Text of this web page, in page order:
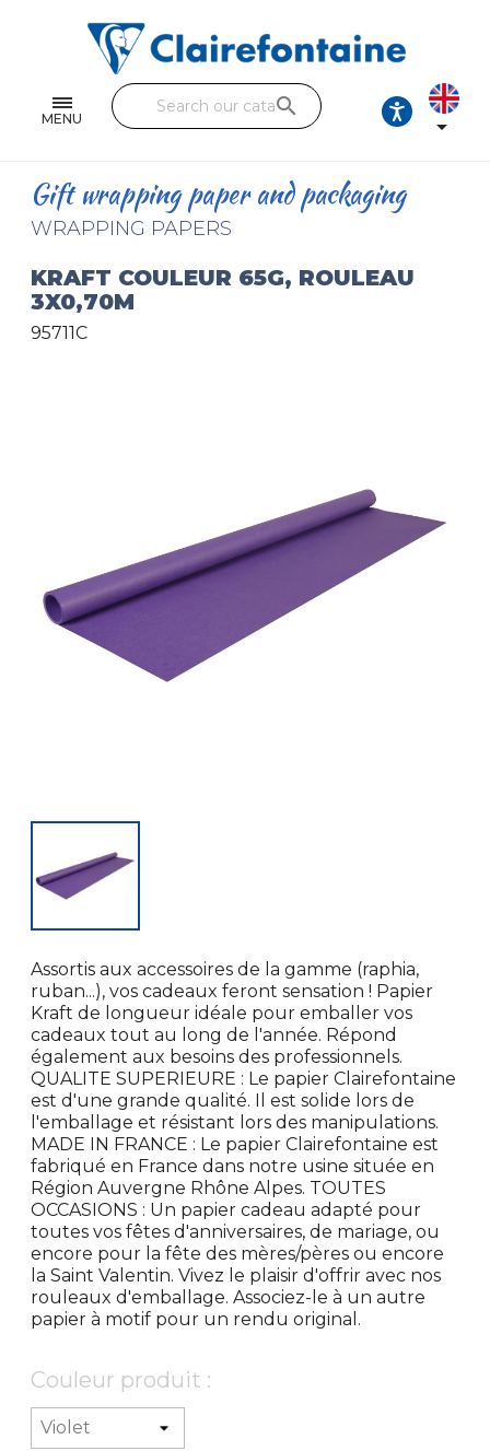
MENU
Single and double sheets
Fine arts
Handicraft
Pencil cases & Leather goods
search

Gift wrapping paper and packaging
WRAPPING PAPERS
KRAFT COULEUR 65G, ROULEAU
3X0,70M
95711C
Assortis aux accessoires de la gamme (raphia,
ruban...), vos cadeaux feront sensation ! Papier
Kraft de longueur idéale pour emballer vos
cadeaux tout au long de l'année. Répond
également aux besoins des professionnels.
QUALITE SUPERIEURE : Le papier Clairefontaine
est d'une grande qualité. Il est solide lors de
l'emballage et résistant lors des manipulations.
MADE IN FRANCE : Le papier Clairefontaine est
fabriqué en France dans notre usine située en
Région Auvergne Rhône Alpes. TOUTES
OCCASIONS : Un papier cadeau adapté pour
toutes vos fêtes d'anniversaires, de mariage, ou
encore pour la fête des mères/pères ou encore
la Saint Valentin. Vivez le plaisir d'offrir avec nos
rouleaux d'emballage. Associez-le à un autre
papier à motif pour un rendu original.
Couleur produit :